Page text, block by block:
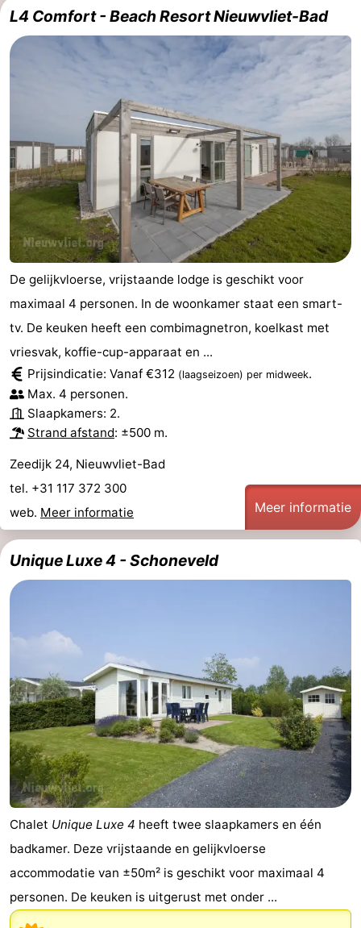
L4 Comfort - Beach Resort Nieuwvliet-Bad
De gelijkvloerse, vrijstaande lodge is geschikt voor
maximaal 4 personen. In de woonkamer staat een smart-
tv. De keuken heeft een combimagnetron, koelkast met
vriesvak, koffie-cup-apparaat en ...
Prijsindicatie: Vanaf €312 (laagseizoen) per midweek.
Max. 4 personen.
Slaapkamers: 2.
Strand afstand: ±500 m.
Zeedijk 24, Nieuwvliet-Bad
tel. +31 117 372 300
web. Meer informatie Meer informatie
Unique Luxe 4 - Schoneveld
Chalet Unique Luxe 4 heeft twee slaapkamers en één
badkamer. Deze vrijstaande en gelijkvloerse
accommodatie van ±50m² is geschikt voor maximaal 4
personen. De keuken is uitgerust met onder ...